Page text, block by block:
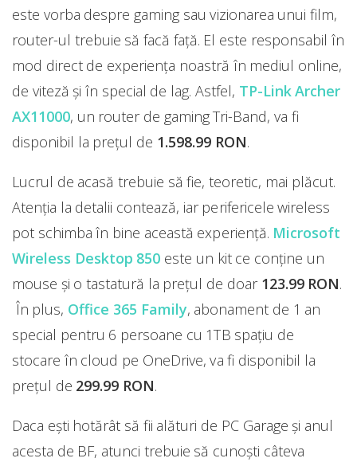
este vorba despre gaming sau vizionarea unui film,
router-ul trebuie să facă față. El este responsabil în
mod direct de experiența noastră în mediul online,
de viteză și în special de lag. Astfel, TP-Link Archer
AX11000, un router de gaming Tri-Band, va fi
disponibil la prețul de 1.598.99 RON.
Lucrul de acasă trebuie să fie, teoretic, mai plăcut.
Atenția la detalii contează, iar perifericele wireless
pot schimba în bine această experiență. Microsoft
Wireless Desktop 850 este un kit ce conține un
mouse și o tastatură la prețul de doar 123.99 RON.
În plus, Office 365 Family, abonament de 1 an
special pentru 6 persoane cu 1TB spațiu de
stocare în cloud pe OneDrive, va fi disponibil la
prețul de 299.99 RON.
Daca eşti hotărât să fii alături de PC Garage şi anul
acesta de BF, atunci trebuie să cunoşti câteva